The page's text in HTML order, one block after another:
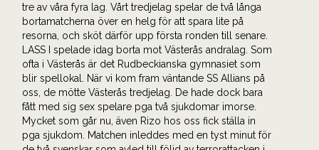
tre av våra fyra lag. Vårt tredjelag spelar de två långa
bortamatcherna över en helg för att spara lite på
resorna, och sköt därför upp första ronden till senare.
LASS I spelade idag borta mot Västerås andralag. Som
ofta i Västerås är det Rudbeckianska gymnasiet som
blir spellokal. När vi kom fram väntande SS Allians på
oss, de mötte Västerås tredjelag. De hade dock bara
fått med sig sex spelare pga två sjukdomar imorse.
Mycket som går nu, även Rizo hos oss fick ställa in
pga sjukdom. Matchen inleddes med en tyst minut för